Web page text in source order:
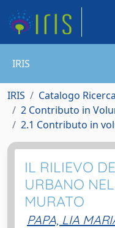
IRIS
IRIS
Catalogo
2 Contributo in
2.1 Contributo in
IL RILIEVO
URBANO
MURATO
PAPA, LIA